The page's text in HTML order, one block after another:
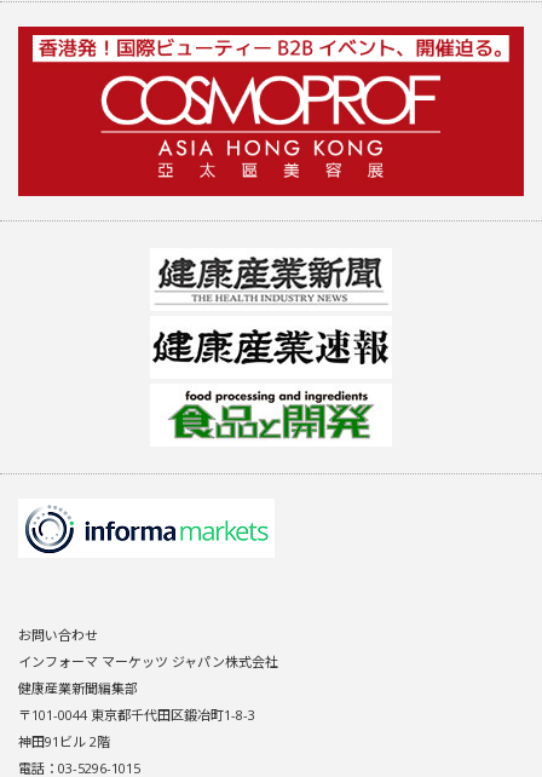
お問い合わせ
インフォーマ マーケッツ ジャパン株式会社
健康産業新聞編集部
〒101-0044 東京都千代田区鍛冶町1-8-3
神田91ビル 2階
電話：03-5296-1015